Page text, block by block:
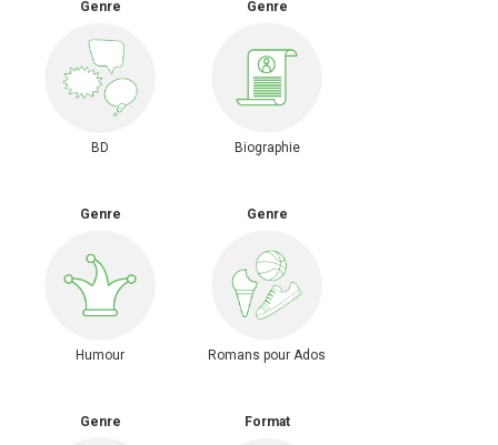
Genre
BD
Genre
Biographie
Genre
Humour
Genre
Romans pour Ados
Genre Format